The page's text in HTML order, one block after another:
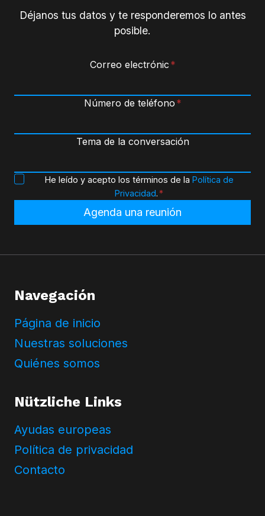
Déjanos tus datos y te responderemos lo antes
posible.
Correo electrónic *
Número de teléfono *
Tema de la conversación
P
i
y
P
y
w
a
t
o
c
i
He leído y acepto los términos de la Política de
Privacidad.*
Agenda una reunión
Navegación
Página de inicio
Nuestras soluciones
Quiénes somos
Nützliche Links
Ayudas europeas
Política de privacidad
Contacto